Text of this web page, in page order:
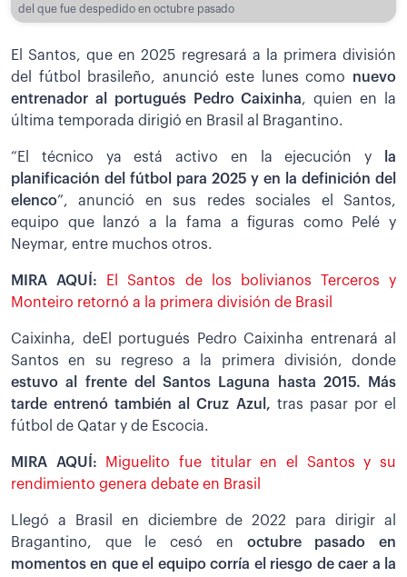
del que fue despedido en octubre pasado
El Santos, que en 2025 regresará a la primera división
del fútbol brasileño, anunció este lunes como nuevo
entrenador al portugués Pedro Caixinha, quien en la
última temporada dirigió en Brasil al Bragantino.
“El técnico ya está activo en la ejecución y la
planificación del fútbol para 2025 y en la definición del
elenco”, anunció en sus redes sociales el Santos,
equipo que lanzó a la fama a figuras como Pelé y
Neymar, entre muchos otros.
MIRA AQUÍ:
El Santos de los bolivianos Terceros y
Monteiro retornó a la primera división de Brasil
Caixinha, deEl portugués Pedro Caixinha entrenará al
Santos en su regreso a la primera división, donde
estuvo al frente del Santos Laguna hasta 2015. Más
tarde entrenó también al Cruz Azul, tras pasar por el
fútbol de Qatar y de Escocia.
MIRA AQUÍ:
Miguelito fue titular en el Santos y su
rendimiento genera debate en Brasil
Llegó a Brasil en diciembre de 2022 para dirigir al
Bragantino, que le cesó en octubre pasado en
momentos en que el equipo corría el riesgo de caer a la